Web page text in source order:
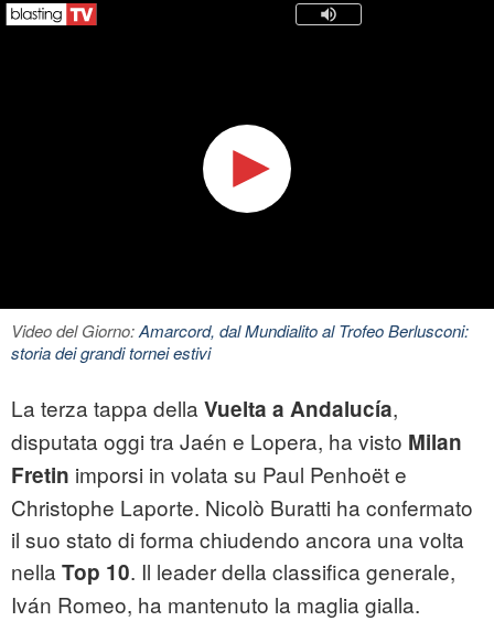
Video del Giorno:Amarcord, dal Mundialito al Trofeo Berlusconi:
storia dei grandi tornei estivi
La terza tappa della Vuelta a Andalucía,
disputata oggi tra Jaén e Lopera, ha visto Milan
Fretin imporsi in volata su Paul Penhoët e
Christophe Laporte. Nicolò Buratti ha confermato
il suo stato di forma chiudendo ancora una volta
nella Top 10. Il leader della classifica generale,
Iván Romeo, ha mantenuto la maglia gialla.